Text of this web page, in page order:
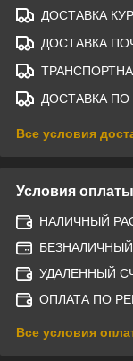
ДОСТАВКА
ДОСТАВКА
ДОСТАВКА ПО
Все условия
Условия оплаты
НАЛИЧНЫЙ
УДАЛЕННЫЙ
ОПЛАТА ПО
Все условия